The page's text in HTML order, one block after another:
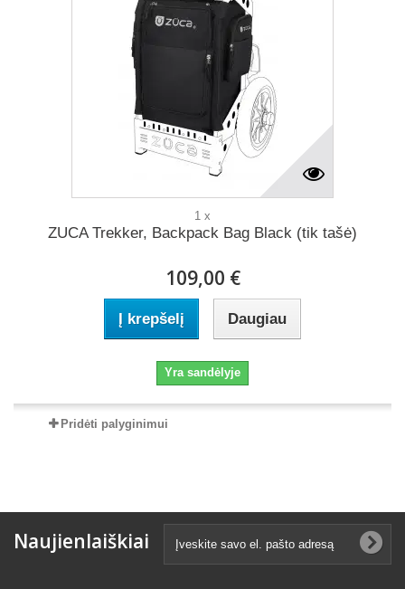
1 x
ZUCA Trekker, Backpack Bag Black (tik tašė)
109,00 €
Į krepšelį Daugiau
Yra sandėlyje
Pridėti palyginimui
Naujienlaiškiai